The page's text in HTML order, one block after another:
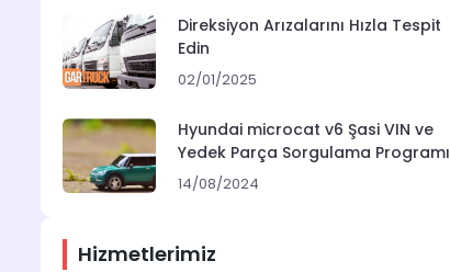
Direksiyon Arızalarını Hızla Tespit
Edin
02/01/2025
Hyundai microcat v6 Şasi VIN ve
Yedek Parça Sorgulama Programı
14/08/2024
Hizmetlerimiz